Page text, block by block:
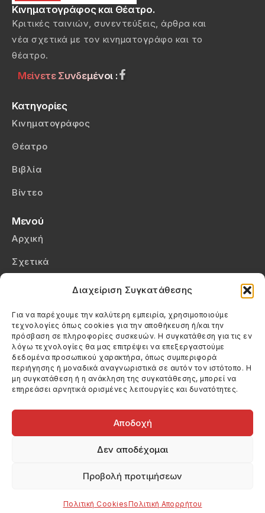
Διαχείριση Συγκατάθεσης
Για να παρέχουμε την καλύτερη εμπειρία, χρησιμοποιούμε
τεχνολογίες όπως cookies για την αποθήκευση ή/και την
πρόσβαση σε πληροφορίες συσκευών. Η συγκατάθεση για τις εν
λόγω τεχνολογίες θα μας επιτρέψει να επεξεργαστούμε
δεδομένα προσωπικού χαρακτήρα, όπως συμπεριφορά
περιήγησης ή μοναδικά αναγνωριστικά σε αυτόν τον ιστότοπο. Η
μη συγκατάθεση ή η ανάκληση της συγκατάθεσης, μπορεί να
επηρεάσει αρνητικά ορισμένες λειτουργίες και δυνατότητες.
Αποδοχή
Δεν αποδέχομαι
Προβολή προτιμήσεων
Πολιτική CookiesΠολιτική Απορρήτου
Κινηματογράφος και Θέατρο.
Κριτικές ταινιών, συνεντεύξεις, άρθρα και
νέα σχετικά με τον κινηματογράφο και το
θέατρο.
Μείνετε Συνδεμένοι :
Κατηγορίες
Κινηματογράφος
Θέατρο
Βιβλία
Βίντεο
Μενού
Αρχική
Σχετικά
Πολιτική Cookies (ΕΕ)
Στοιχεία Επικοινωνίας
Καλεσέ μας
(+30) 6974123481
Στείλε μας email
info@filmandtheater.gr
Copyright 2026 Filmandtheater / All rights reserved